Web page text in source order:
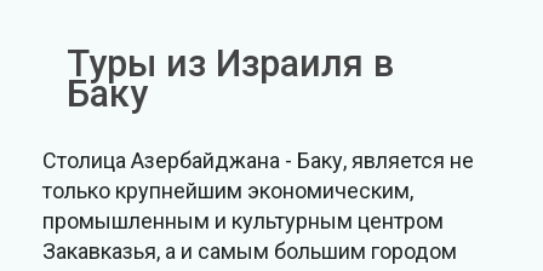
Туры из Израиля в
Баку
Столица Азербайджана - Баку, является не
только крупнейшим экономическим,
промышленным и культурным центром
Закавказья, а и самым большим городом